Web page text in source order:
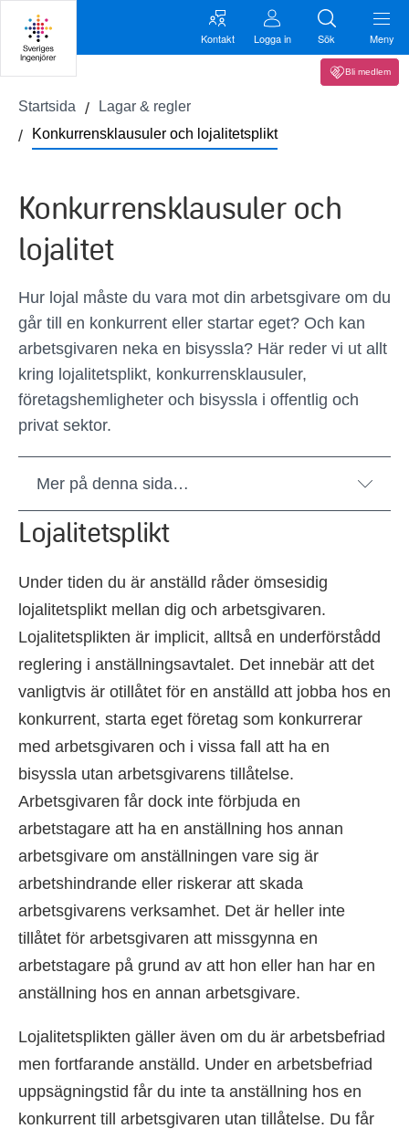
Kontakt Logga in Sök Meny
Bli medlem
Startsida
Lagar & regler
Konkurrensklausuler och lojalitetsplikt
Konkurrensklausuler och
lojalitet
Hur lojal måste du vara mot din arbetsgivare om du
går till en konkurrent eller startar eget? Och kan
arbetsgivaren neka en bisyssla? Här reder vi ut allt
kring lojalitetsplikt, konkurrensklausuler,
företagshemligheter och bisyssla i offentlig och
privat sektor.
Mer på denna sida…
Lojalitetsplikt
Under tiden du är anställd råder ömsesidig
lojalitetsplikt mellan dig och arbetsgivaren.
Lojalitetsplikten är implicit, alltså en underförstådd
reglering i anställningsavtalet. Det innebär att det
vanligtvis är otillåtet för en anställd att jobba hos en
konkurrent, starta eget företag som konkurrerar
med arbetsgivaren och i vissa fall att ha en
bisyssla utan arbetsgivarens tillåtelse.
Arbetsgivaren får dock inte förbjuda en
arbetstagare att ha en anställning hos annan
arbetsgivare om anställningen vare sig är
arbetshindrande eller riskerar att skada
arbetsgivarens verksamhet. Det är heller inte
tillåtet för arbetsgivaren att missgynna en
arbetstagare på grund av att hon eller han har en
anställning hos en annan arbetsgivare.
Lojalitetsplikten gäller även om du är arbetsbefriad
men fortfarande anställd. Under en arbetsbefriad
uppsägningstid får du inte ta anställning hos en
konkurrent till arbetsgivaren utan tillåtelse. Du får